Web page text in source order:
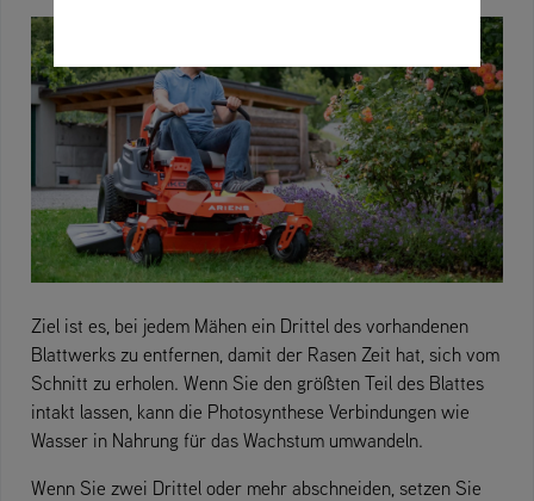
Ziel ist es, bei jedem Mähen ein Drittel des vorhandenen
Blattwerks zu entfernen, damit der Rasen Zeit hat, sich vom
Schnitt zu erholen. Wenn Sie den größten Teil des Blattes
intakt lassen, kann die Photosynthese Verbindungen wie
Wasser in Nahrung für das Wachstum umwandeln.
Wenn Sie zwei Drittel oder mehr abschneiden, setzen Sie